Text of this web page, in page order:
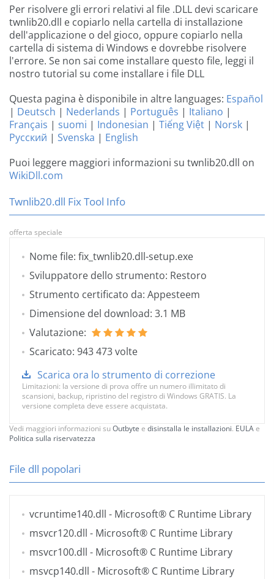
Per risolvere gli errori relativi al file .DLL devi scaricare
twnlib20.dll e copiarlo nella cartella di installazione
dell'applicazione o del gioco, oppure copiarlo nella
cartella di sistema di Windows e dovrebbe risolvere
l'errore. Se non sai come installare questo file, leggi il
nostro tutorial su come installare i file DLL
Questa pagina è disponibile in altre languages: Español
| Deutsch | Nederlands | Português | Italiano |
Français | suomi | Indonesian | Tiếng Việt | Norsk |
Русский | Svenska | English
Puoi leggere maggiori informazioni su twnlib20.dll on
WikiDll.com
Twnlib20.dll Fix Tool Info
offerta speciale
Nome file: fix_twnlib20.dll-setup.exe
Sviluppatore dello strumento: Restoro
Strumento certificato da: Appesteem
Dimensione del download: 3.1 MB
Valutazione:
Scaricato: 943 473 volte
Scarica ora lo strumento di correzione
Limitazioni: la versione di prova offre un numero illimitato di
scansioni, backup, ripristino del registro di Windows GRATIS. La
versione completa deve essere acquistata.
Vedi maggiori informazioni suOutbyte e disinstalla le installazioni. EULAe
Politica sulla riservatezza
File dll popolari
vcruntime140.dll - Microsoft® C Runtime Library
msvcr120.dll - Microsoft® C Runtime Library
msvcr100.dll - Microsoft® C Runtime Library
msvcp140.dll - Microsoft® C Runtime Library